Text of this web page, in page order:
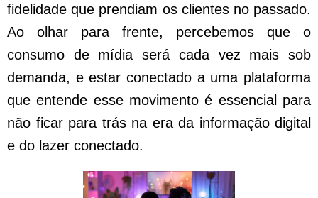
fidelidade que prendiam os clientes no passado.
Ao olhar para frente, percebemos que o
consumo de mídia será cada vez mais sob
demanda, e estar conectado a uma plataforma
que entende esse movimento é essencial para
não ficar para trás na era da informação digital
e do lazer conectado.